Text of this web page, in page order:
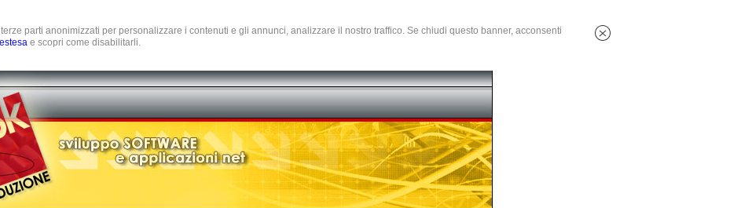
parti anonimizzati per personalizzare i contenuti e gli annunci, analizzare il nostro traffico. Se chiudi questo banner, acconsenti
e scopri come disabilitarli.